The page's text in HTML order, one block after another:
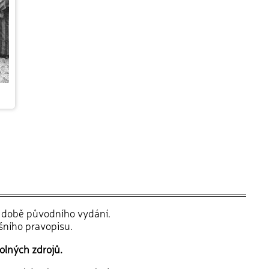
původního vydání.
pravopisu.
zdrojů.